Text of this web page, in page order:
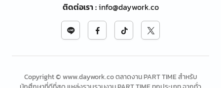
ติดต่อเรา:info@daywork.co
Copyright © www.daywork.co ตลาดงาน PART TIME สำหรับ